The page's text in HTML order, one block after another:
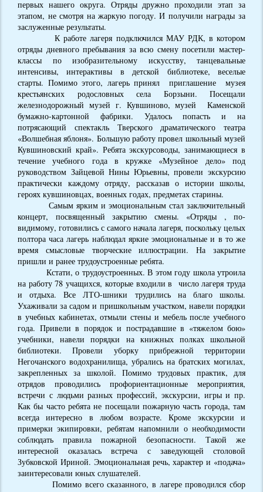
первых нашего округа. Отряды дружно проходили этап за
этапом, не смотря на жаркую погоду. И получили награды за
заслуженные результаты.
К работе лагеря подключился МАУ РДК, в котором
отряды дневного пребывания за всю смену посетили мастер-
классы по изобразительному искусству, танцевальные
интенсивы, интерактивы в детской библиотеке, веселые
старты. Помимо этого, лагерь принял приглашение музея
крестьянских родословных села Борзыни. Посещали
железнодорожный музей г. Кувшиново, музей Каменской
бумажно-картонной фабрики. Удалось попасть и на
потрясающий спектакль Тверского драматического театра
«Волшебная яблоня». Большую работу провел школьный музей
Кувшиновский край». Ребята экскурсоводы, занимающиеся в
течение учебного года в кружке «Музейное дело» под
руководством Зайцевой Нины Юрьевны, провели экскурсию
практически каждому отряду, рассказав о истории школы,
героях кувшиновцах, военных годах, предметах старины.
Самым ярким и эмоциональным стал заключительный
концерт, посвященный закрытию смены. «Отряды , по-
видимому, готовились с самого начала лагеря, поскольку целых
полтора часа лагерь наблюдал яркие эмоциональные и в то же
время смысловые творческие иллюстрации. На закрытие
пришли и ранее трудоустроенные ребята.
Кстати, о трудоустроенных. В этом году школа утроила
на работу 78 учащихся, которые входили в число лагеря труда
и отдыха. Все ЛТО-шники трудились на благо школы.
Ухаживали за садом и пришкольным участком, навели порядки
в учебных кабинетах, отмыли стены и мебель после учебного
года. Привели в порядок и пострадавшие в «тяжелом бою»
учебники, навели порядки на книжных полках школьной
библиотеки. Провели уборку прибрежной территории
Негочанского водохранилища, убрались на братских могилах,
закрепленных за школой. Помимо трудовых практик, для
отрядов проводились профориентационные мероприятия,
встречи с людьми разных профессий, экскурсии, игры и пр.
Как бы часто ребята не посещали пожарную часть города, там
всегда интересно в любом возрасте. Кроме экскурсии и
примерки экипировки, ребятам напомнили о необходимости
соблюдать правила пожарной безопасности. Такой же
интересной оказалась встреча с заведующей столовой
Зубковской Ириной. Эмоциональная речь, характер и «подача»
заинтересовали юных слушателей.
Помимо всего сказанного, в лагере проводился сбор